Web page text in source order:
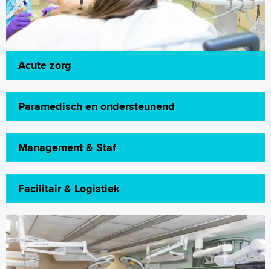
Acute zorg
Paramedisch en ondersteunend
Management & Staf
Facilitair & Logistiek